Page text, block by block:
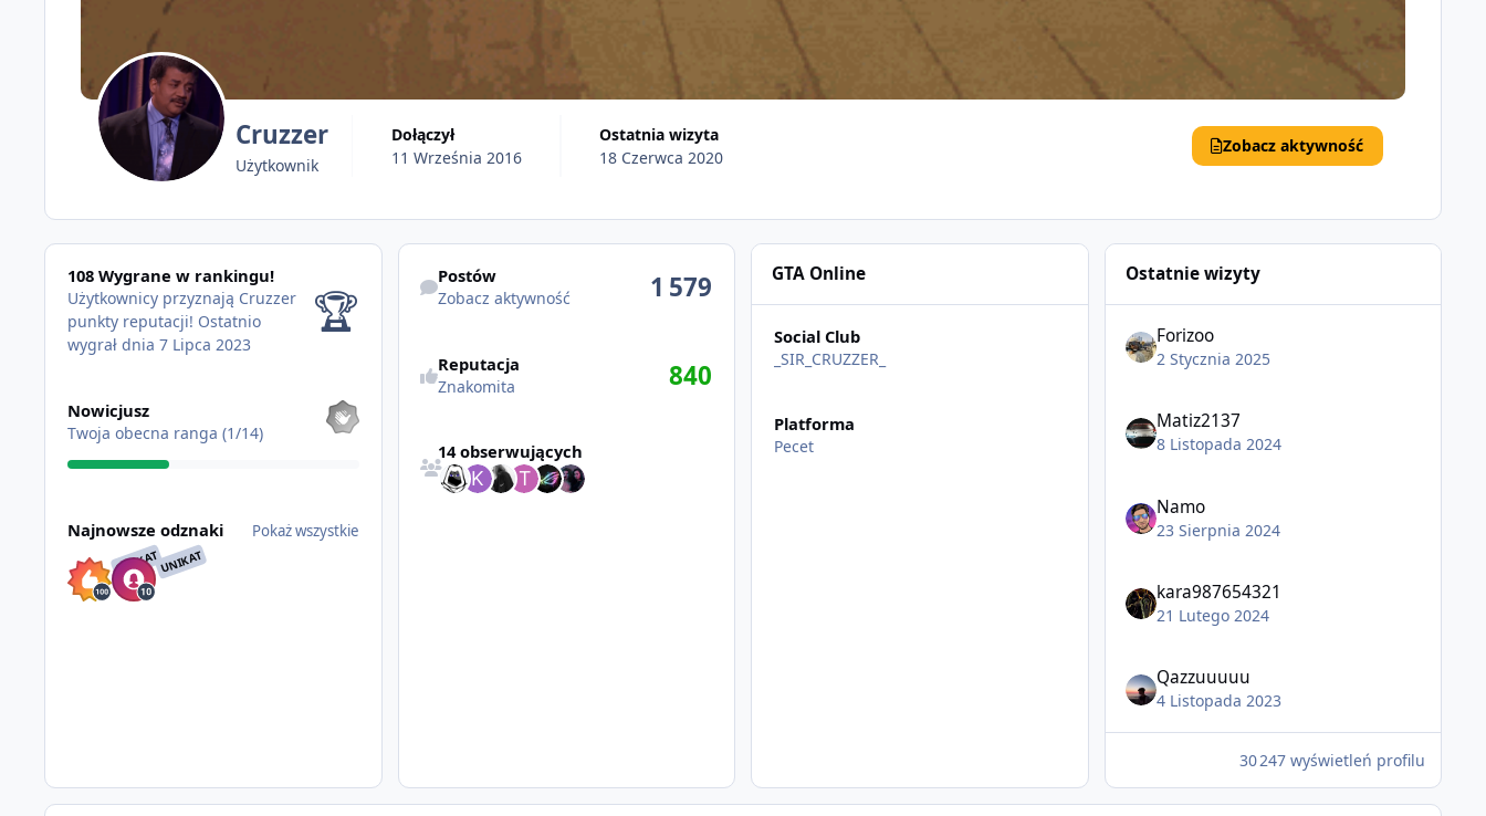
Cruzzer
Użytkownik
Dołączył
11 Września 2016
Ostatnia wizyta
18 Czerwca 2020
Zobacz aktywność
108 Wygrane w rankingu!
108 Wygrane w rankingu!
Użytkownicy przyznają Cruzzer
punkty reputacji! Ostatnio
wygrał dnia 7 Lipca 2023
🏆
Nowicjusz
Twoja obecna ranga (1/14)
Najnowsze odznaki Pokaż wszystkie
UNIKATUNIKAT
Zobacz aktywność
Postów
Zobacz aktywność 1 579
Reputacja
Znakomita 840
14 obserwujących
GTA Online
Social Club
_SIR_CRUZZER_
Platforma
Pecet
Ostatnie wizyty
Forizoo
2 Stycznia 2025
Matiz2137
8 Listopada 2024
Namo
23 Sierpnia 2024
kara987654321
21 Lutego 2024
Qazzuuuuu
4 Listopada 2023
30 247 wyświetleń profilu